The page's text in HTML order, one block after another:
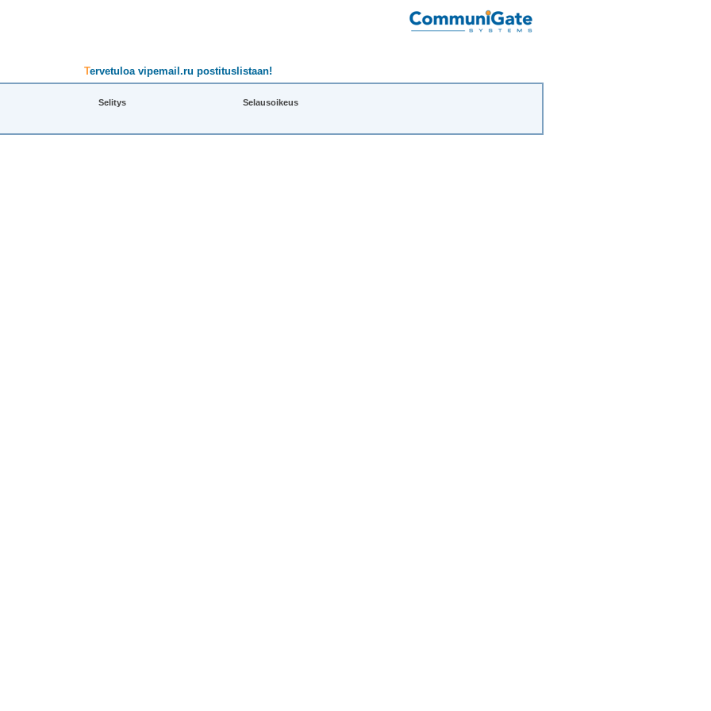
Tervetuloa vipemail.ru postituslistaan!
Selitys Selausoikeus